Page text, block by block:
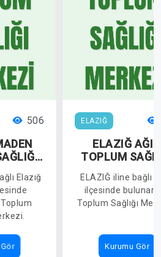
506
Elazığ
ELAZIĞ
ELAZIĞ AĞIN
TOPLUM
MERKEZİ
ELAZIĞ iline bağlı
ilçesinde bulunan
Toplum Sağlığı
Kurumu Gör